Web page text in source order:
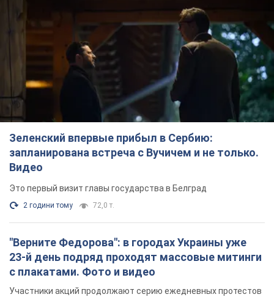
Зеленский впервые прибыл в Сербию:
запланирована встреча с Вучичем и не только.
Видео
Это первый визит главы государства в Белград
2 години тому 72,0 т.
"Верните Федорова": в городах Украины уже
23-й день подряд проходят массовые митинги
с плакатами. Фото и видео
Участники акций продолжают серию ежедневных протестов